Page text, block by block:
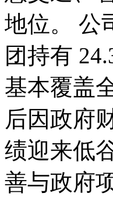
地位。 公
团持有
基本覆盖
后因政府
绩迎来低
善与政府